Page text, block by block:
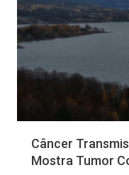
Câncer
Mostra Tumor